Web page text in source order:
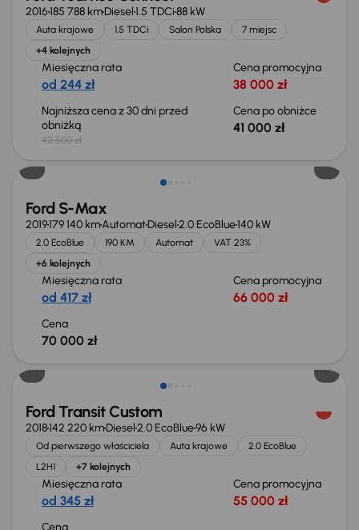
2016185 788 kmDiesel1.5 TDCi88 kW
Auta krajowe 1.5 TDCi Salon Polska
7 miejsc
+4 kolejnych
Miesięczna rata
od 244 zł
Cena promocyjna
38 000 zł
Najniższa cena z 30 dni przed
obniżką
42 500 zł
Cena po obniżce
41 000 zł
Możliwość odliczenia VAT
Ford S-Max
2019179 140 kmAutomatDiesel2.0 EcoBlue140 kW
2.0 EcoBlue 190 KM Automat
VAT 23%
+6 kolejnych
Miesięczna rata
od 417 zł
Cena promocyjna
66 000 zł
Cena
70 000 zł
Ford Transit Custom
2018142 220 kmDiesel2.0 EcoBlue96 kW
Od pierwszego właściciela Auta krajowe
2.0 EcoBlue
L2H1
+7 kolejnych
Miesięczna rata
od 345 zł
Cena promocyjna
55 000 zł
Cena